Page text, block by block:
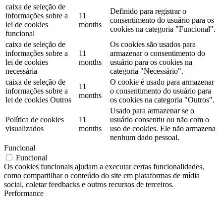
caixa de seleção de
informações sobre a
lei de cookies
funcional
11
months
Definido para registrar o
consentimento do usuário para os
cookies na categoria "Funcional".
caixa de seleção de
informações sobre a
lei de cookies
necessária
11
months
Os cookies são usados ​​para
armazenar o consentimento do
usuário para os cookies na
categoria "Necessário".
caixa de seleção de
informações sobre a
lei de cookies Outros
11
months
O cookie é usado para armazenar
o consentimento do usuário para
os cookies na categoria "Outros".
Política de cookies
visualizados
11
months
Usado para armazenar se o
usuário consentiu ou não com o
uso de cookies. Ele não armazena
nenhum dado pessoal.
Funcional
Funcional
Os cookies funcionais ajudam a executar certas funcionalidades,
como compartilhar o conteúdo do site em plataformas de mídia
social, coletar feedbacks e outros recursos de terceiros.
Performance